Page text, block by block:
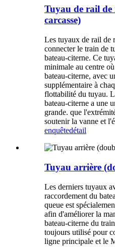
Tuyau de rail de
carcasse)
Les tuyaux de rail de
connecter le train de
bateau-citerne. Ce
minimale au centre
bateau-citerne, avec
supplémentaire à
flottabilité du tuyau.
bateau-citerne a une
grande. que
soutenir la vanne et
enquêtedétail
Tuyau arrière
Les derniers tuyaux
raccordement du
queue est
afin d'améliorer la
bateau-citerne du
toujours utilisé pour
ligne principale et le